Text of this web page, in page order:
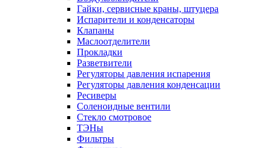
Гайки, сервисные краны, штуцера
Испарители и конденсаторы
Клапаны
Маслоотделители
Прокладки
Разветвители
Регуляторы давления испарения
Регуляторы давления конденсации
Ресиверы
Соленоидные вентили
Стекло смотровое
ТЭНы
Фильтры